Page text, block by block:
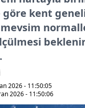
kent
mevsim
2026 - 11:50:05
2026 - 11:50:06